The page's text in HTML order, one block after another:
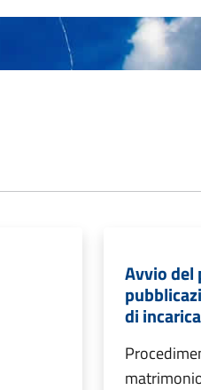
Avvio del
di